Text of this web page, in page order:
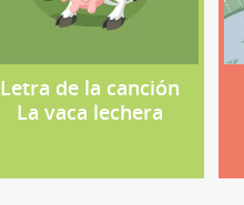
Letra de la canción
La vaca lechera